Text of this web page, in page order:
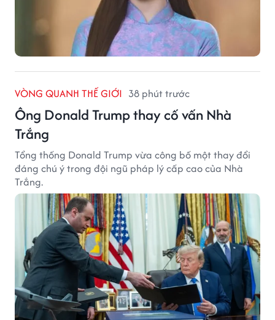
VÒNG QUANH THẾ GIỚI 38 phút trước
Ông Donald Trump thay cố vấn Nhà
Trắng
Tổng thống Donald Trump vừa công bố một thay đổi
đáng chú ý trong đội ngũ pháp lý cấp cao của Nhà
Trắng.